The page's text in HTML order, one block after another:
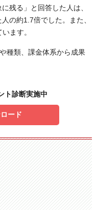
残る」と回答した人は、
の約1.7倍でした。また、
ます。
種類、課金体系から成果
ト診断実施中
ード